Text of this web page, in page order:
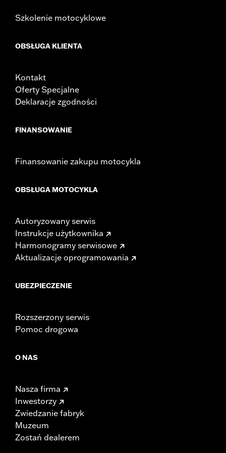
Szkolenie motocyklowe
OBSŁUGA KLIENTA
Kontakt
Oferty Specjalne
Deklaracje zgodności
FINANSOWANIE
Finansowanie zakupu motocykla
OBSŁUGA MOTOCYKLA
Autoryzowany serwis
Instrukcje użytkownika
Harmonogramy serwisowe
Aktualizacje oprogramowania
UBEZPIECZENIE
Rozszerzony serwis
Pomoc drogowa
O NAS
Nasza firma
Inwestorzy
Zwiedzanie fabryk
Muzeum
Zostań dealerem